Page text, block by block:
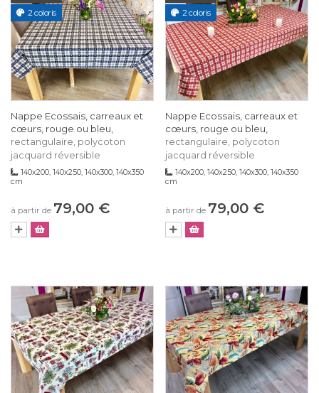
2 coloris
Nappe Ecossais, carreaux et
cœurs, rouge ou bleu,
rectangulaire, polycoton
jacquard réversible
140x200, 140x250, 140x300, 140x350
cm
à partir de 79,00 €
2 coloris
Nappe Ecossais, carreaux et
cœurs, rouge ou bleu,
rectangulaire, polycoton
jacquard réversible
140x200, 140x250, 140x300, 140x350
cm
à partir de 79,00 €